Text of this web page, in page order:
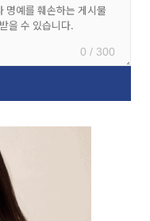
0 / 300